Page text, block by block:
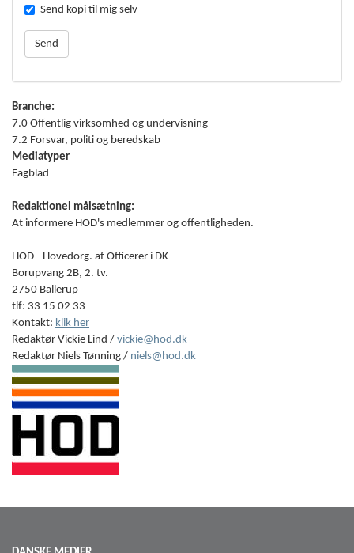
Send kopi til mig selv
Branche:
7.0 Offentlig virksomhed og undervisning
7.2 Forsvar, politi og beredskab
Mediatyper
Fagblad
Redaktionel målsætning:
At informere HOD's medlemmer og offentligheden.
HOD - Hovedorg. af Officerer i DK
Borupvang 2B, 2. tv.
2750 Ballerup
tlf: 33 15 02 33
Kontakt: klik her
Redaktør Vickie Lind / vickie@hod.dk
Redaktør Niels Tønning / niels@hod.dk